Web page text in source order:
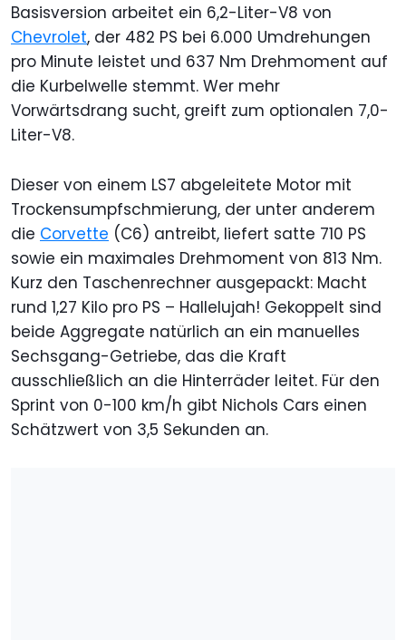
Basisversion arbeitet ein 6,2-Liter-V8 von
Chevrolet, der 482 PS bei 6.000 Umdrehungen
pro Minute leistet und 637 Nm Drehmoment auf
die Kurbelwelle stemmt. Wer mehr
Vorwärtsdrang sucht, greift zum optionalen 7,0-
Liter-V8.
Dieser von einem LS7 abgeleitete Motor mit
Trockensumpfschmierung, der unter anderem
die Corvette (C6) antreibt, liefert satte 710 PS
sowie ein maximales Drehmoment von 813 Nm.
Kurz den Taschenrechner ausgepackt: Macht
rund 1,27 Kilo pro PS – Hallelujah! Gekoppelt sind
beide Aggregate natürlich an ein manuelles
Sechsgang-Getriebe, das die Kraft
ausschließlich an die Hinterräder leitet. Für den
Sprint von 0-100 km/h gibt Nichols Cars einen
Schätzwert von 3,5 Sekunden an.